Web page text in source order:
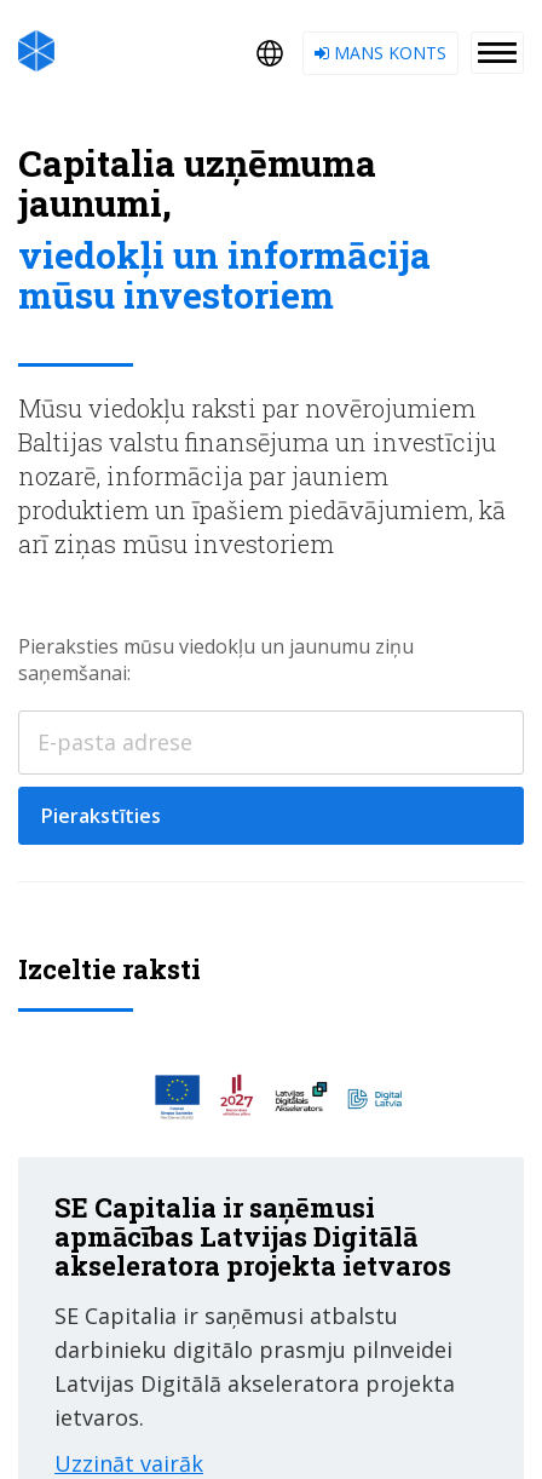
MANS KONTS
Capitalia uzņēmuma
jaunumi,
viedokļi un informācija
mūsu investoriem
Mūsu viedokļu raksti par novērojumiem
Baltijas valstu finansējuma un investīciju
nozarē, informācija par jauniem
produktiem un īpašiem piedāvājumiem, kā
arī ziņas mūsu investoriem
Pieraksties mūsu viedokļu un jaunumu ziņu
saņemšanai:
Pierakstīties
Izceltie raksti
SE Capitalia ir saņēmusi
apmācības Latvijas Digitālā
akseleratora projekta ietvaros
SE Capitalia ir saņēmusi atbalstu
darbinieku digitālo prasmju pilnveidei
Latvijas Digitālā akseleratora projekta
ietvaros.
Uzzināt vairāk